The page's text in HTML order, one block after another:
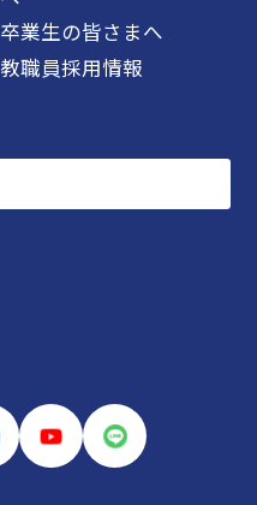
卒業生の皆さまへ
教職員採用情報